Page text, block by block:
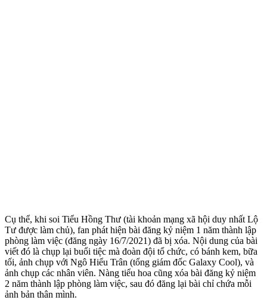
Cụ thể, khi soi Tiểu Hồng Thư (tài khoản mạng xã hội duy nhất Lộ
Tư được làm chủ), fan phát hiện bài đăng kỷ niệm 1 năm thành lập
phòng làm việc (đăng ngày 16/7/2021) đã bị xóa. Nội dung của bài
viết đó là chụp lại buổi tiệc mà đoàn đội tổ chức, có bánh kem, bữa
tối, ảnh chụp với Ngô Hiểu Trân (tổng giám đốc Galaxy Cool), và
ảnh chụp các nhân viên. Nàng tiểu hoa cũng xóa bài đăng kỷ niệm
2 năm thành lập phòng làm việc, sau đó đăng lại bài chỉ chứa mỗi
ảnh bản thân mình.